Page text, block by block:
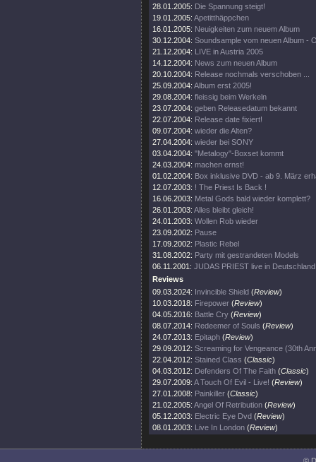
28.01.2005: Die Spannung steigt!
19.01.2005: Apetitthäppchen
16.01.2005: Neuigkeiten zum neuem Album
30.12.2004: Soundsample vom neuen Album -
21.12.2004: LIVE in Austria 2005
14.12.2004: News zum neuen Album
20.10.2004: Release nochmals verschoben ...
25.09.2004: Album erst 2005!
29.08.2004: fleissig beim Werkeln
23.07.2004: geben Releasedatum bekannt
22.07.2004: Release date fixiert!
09.07.2004: wieder die Alten?
27.04.2004: wieder bei SONY
03.04.2004: "Metalogy"-Boxset kommt
24.03.2004: machen ernst!
01.02.2004: Box inklusive DVD - ab 9. März
12.07.2003: ! The Priest Is Back !
16.06.2003: Metal Gods bald wieder komplett?
26.01.2003: Alles bleibt gleich!
24.01.2003: Wollen Rob wieder
23.09.2002: Pause
17.09.2002: Plastic Rebel
31.08.2002: Party mit gestrandeten Models
06.11.2001: JUDAS PRIEST live in Deutschland
Reviews
09.03.2024: Invincible Shield (Review)
10.03.2018: Firepower (Review)
04.05.2016: Battle Cry (Review)
08.07.2014: Redeemer of Souls (Review)
24.07.2013: Epitaph (Review)
29.09.2012: Screaming for Vengeance (30th
22.04.2012: Stained Class (Classic)
04.03.2012: Defenders Of The Faith (Classic)
29.07.2009: A Touch Of Evil - Live! (Review)
27.01.2008: Painkiller (Classic)
21.02.2005: Angel Of Retribution (Review)
05.12.2003: Electric Eye Dvd (Review)
08.01.2003: Live In London (Review)